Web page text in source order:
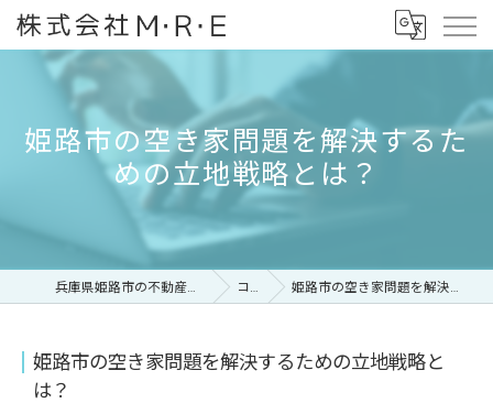
姫路市の空き家問題を解決するた
めの立地戦略とは？
兵庫県姫路市の不動産なら株式会社M・R・E コラム 姫路市の空き家問題を解決するための立地戦略とは？
姫路市の空き家問題を解決するための立地戦略と
は？